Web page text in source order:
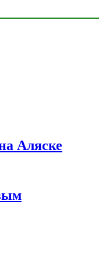
Аляске